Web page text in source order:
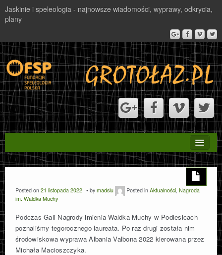
Jaskinie i speleologia - najnowsze wiadomości, wyprawy, odkrycia,
plany
KATALOG WYPRAW POLSKICH
Posted on 21 listopada 2022 by madslu Posted in Aktualności Nagroda
im. Waldka Muchy
Podczas Gali Nagrody imienia Waldka Muchy w Podlesicach
poznaliśmy tegorocznego laureata. Po raz drugi została nim
środowiskowa wyprawa Albania Valbona 2022 kierowana przez
Michała Macioszczyka.